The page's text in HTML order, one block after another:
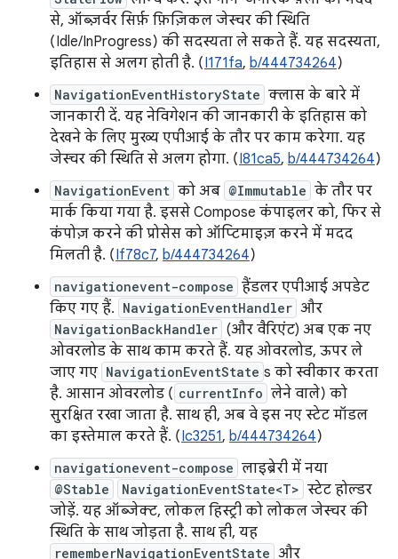
से, ऑब्ज़र्वर सिर्फ़ फ़िज़िकल जेस्चर की स्थिति
(Idle/InProgress) की सदस्यता ले सकते हैं. यह सदस्यता,
इतिहास से अलग होती है. (I171fa, b/444734264)
NavigationEventHistoryState क्लास के बारे में
जानकारी दें. यह नेविगेशन की जानकारी के इतिहास को
देखने के लिए मुख्य एपीआई के तौर पर काम करेगा. यह
जेस्चर की स्थिति से अलग होगा. (I81ca5, b/444734264)
NavigationEvent को अब @Immutable के तौर पर
मार्क किया गया है. इससे Compose कंपाइलर को, फिर से
कंपोज़ करने की प्रोसेस को ऑप्टिमाइज़ करने में मदद
मिलती है. (If78c7, b/444734264)
navigationevent-compose हैंडलर एपीआई अपडेट
किए गए हैं. NavigationEventHandler और
NavigationBackHandler (और वैरिएंट) अब एक नए
ओवरलोड के साथ काम करते हैं. यह ओवरलोड, ऊपर ले
जाए गए NavigationEventState s को स्वीकार करता
है. आसान ओवरलोड ( currentInfo लेने वाले) को
सुरक्षित रखा जाता है. साथ ही, अब वे इस नए स्टेट मॉडल
का इस्तेमाल करते हैं. (Ic3251, b/444734264)
navigationevent-compose लाइब्रेरी में नया
@Stable NavigationEventState<T> स्टेट होल्डर
जोड़ें. यह ऑब्जेक्ट, लोकल हिस्ट्री को लोकल जेस्चर की
स्थिति के साथ जोड़ता है. साथ ही, यह
rememberNavigationEventState और